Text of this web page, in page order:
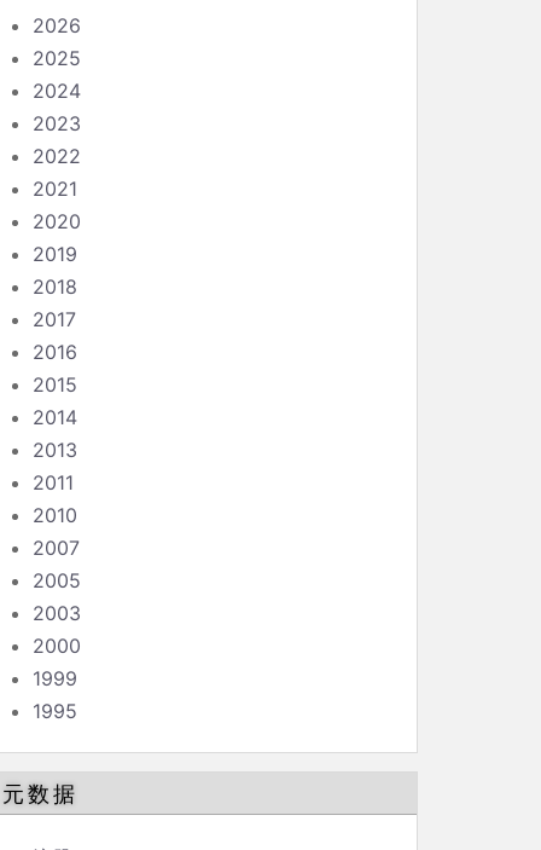
2026
2025
2024
2023
2022
2021
2020
2019
2018
2017
2016
2015
2014
2013
2011
2010
2007
2005
2003
2000
1999
1995
元数据